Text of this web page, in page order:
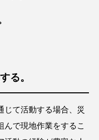
る。
て活動する場合、災
んで現地作業をするこ